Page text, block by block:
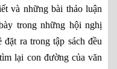
và những bài thảo luận
trong những hội nghị
ra trong tập sách đều
lại con đường của văn